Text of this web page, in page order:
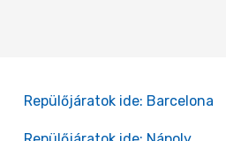
Repülőjáratok ide: Barcelona